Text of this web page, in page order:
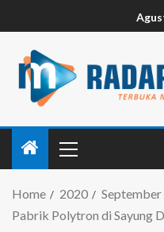
Home 2020 September
Pabrik Polytron di Sayung